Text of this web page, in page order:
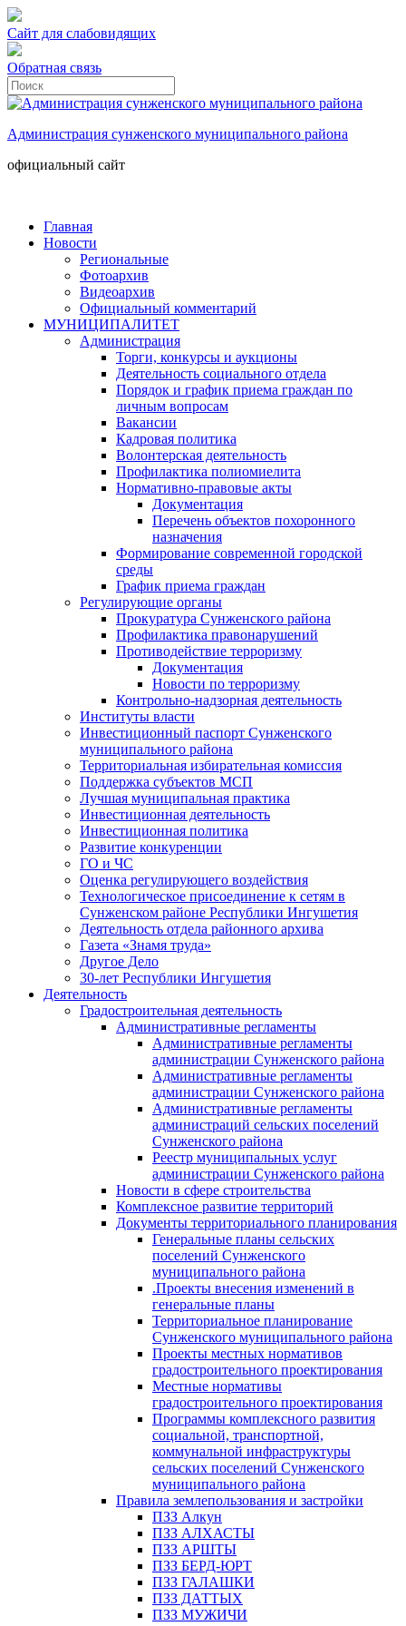
Сайт для слабовидящих
Обратная связь
Администрация сунженского муниципального района
официальный сайт
Главная
Новости
Региональные
Фотоархив
Видеоархив
Официальный комментарий
МУНИЦИПАЛИТЕТ
Администрация
Торги, конкурсы и аукционы
Деятельность социального отдела
Порядок и график приема граждан по
личным вопросам
Вакансии
Кадровая политика
Волонтерская деятельность
Профилактика полиомиелита
Нормативно-правовые акты
Документация
Перечень объектов похоронного
назначения
Формирование современной городской
среды
График приема граждан
Регулирующие органы
Прокуратура Сунженского района
Профилактика правонарушений
Противодействие терроризму
Документация
Новости по терроризму
Контрольно-надзорная деятельность
Институты власти
Инвестиционный паспорт Сунженского
муниципального района
Территориальная избирательная комиссия
Поддержка субъектов МСП
Лучшая муниципальная практика
Инвестиционная деятельность
Инвестиционная политика
Развитие конкуренции
ГО и ЧС
Оценка регулирующего воздействия
Технологическое присоединение к сетям в
Сунженском районе Республики Ингушетия
Деятельность отдела районного архива
Газета «Знамя труда»
Другое Дело
30-лет Республики Ингушетия
Деятельность
Градостроительная деятельность
Административные регламенты
Административные регламенты
администрации Сунженского района
Административные регламенты
администрации Сунженского района
Административные регламенты
администраций сельских поселений
Сунженского района
Реестр муниципальных услуг
администрации Сунженского района
Новости в сфере строительства
Комплексное развитие территорий
Документы территориального планирования
Генеральные планы сельских
поселений Сунженского
муниципального района
.Проекты внесения изменений в
генеральные планы
Территориальное планирование
Сунженского муниципального района
Проекты местных нормативов
градостроительного проектирования
Местные нормативы
градостроительного проектирования
Программы комплексного развития
социальной, транспортной,
коммунальной инфраструктуры
сельских поселений Сунженского
муниципального района
Правила землепользования и застройки
ПЗЗ Алкун
ПЗЗ АЛХАСТЫ
ПЗЗ АРШТЫ
ПЗЗ БЕРД-ЮРТ
ПЗЗ ГАЛАШКИ
ПЗЗ ДАТТЫХ
ПЗЗ МУЖИЧИ